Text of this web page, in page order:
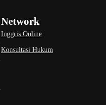
Network
Inggris Online
Konsultasi Hukum